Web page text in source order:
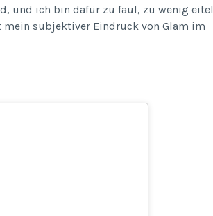
und ich bin dafür zu faul, zu wenig eitel
subjektiver Eindruck von Glam im